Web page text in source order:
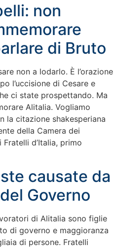
non
di Bruto
non a lodarlo. È l’orazione
l’uccisione di Cesare e
ci state prospettando. Ma
Alitalia. Vogliamo
la citazione shakesperiana
della Camera dei
d’Italia, primo
causate da
Governo
di Alitalia sono figlie
di governo e maggioranza
di persone. Fratelli